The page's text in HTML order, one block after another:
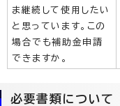
ま継続して使用したい
と思っています。この
場合でも補助金申請
できますか。
必要書類について